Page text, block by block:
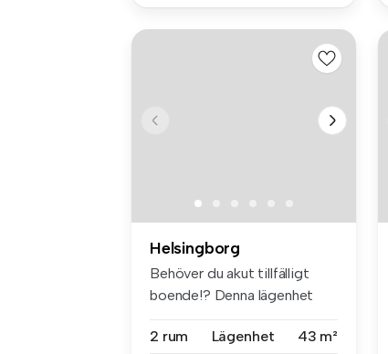
Helsingborg
Behöver du akut tillfälligt
boende!? Denna lägenhet
2 rum
Lägenhet 43 m²